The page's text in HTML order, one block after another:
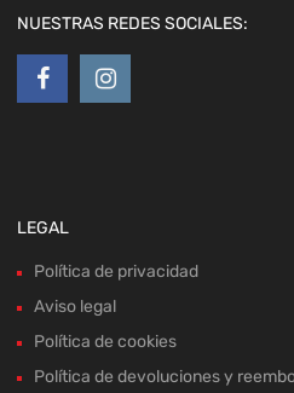
NUESTRAS REDES SOCIALES:
LEGAL
Política de privacidad
Aviso legal
Política de cookies
Política de devoluciones y